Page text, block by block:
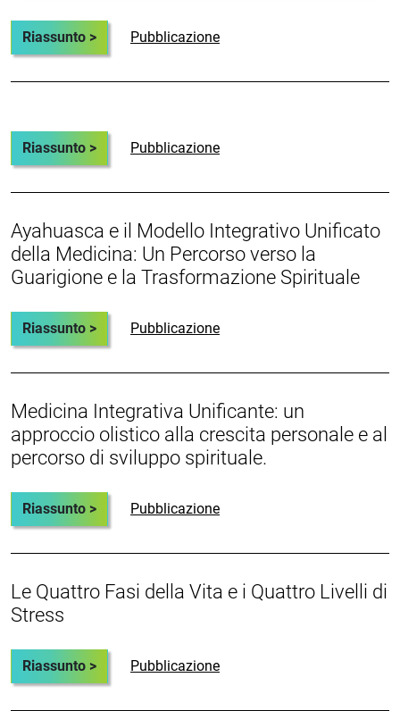
Riassunto > Pubblicazione
Riassunto > Pubblicazione
Ayahuasca e il Modello Integrativo Unificato
della Medicina: Un Percorso verso la
Guarigione e la Trasformazione Spirituale
Riassunto > Pubblicazione
Medicina Integrativa Unificante: un
approccio olistico alla crescita personale e al
percorso di sviluppo spirituale.
Riassunto > Pubblicazione
Le Quattro Fasi della Vita e i Quattro Livelli di
Stress
Riassunto > Pubblicazione